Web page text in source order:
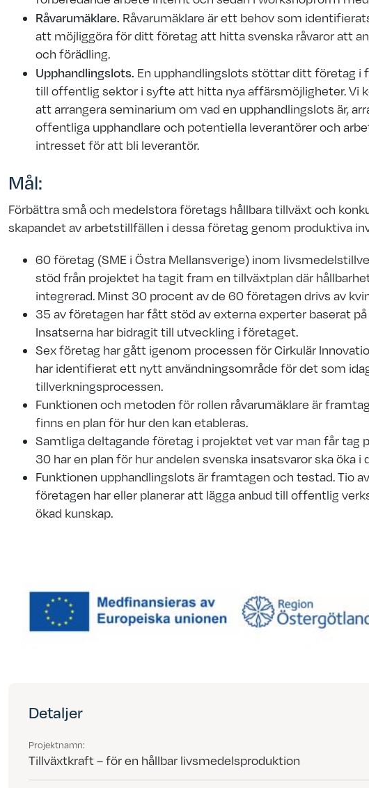
Råvarumäklare. Råvarumäklare är ett behov som
att möjliggöra för ditt företag att hitta svenska råvaror att
och förädling.
Upphandlingslots. En upphandlingslots stöttar ditt företag i
till offentlig sektor i syfte att hitta nya affärsmöjligheter. Vi
att arrangera seminarium om vad en upphandlingslots är,
offentliga upphandlare och potentiella leverantörer och
intresset för att bli leverantör.
Mål:
Förbättra små och medelstoraföretags hållbara tillväxt och
skapandet avarbetstillfällen i dessa företag genom produktiva
60 företag (SME i Östra Mellansverige) inom
stöd från projektet ha tagit fram en tillväxtplan där
integrerad. Minst 30 procent av de 60 företagen drivs av
35 av företagen har fått stöd av externa experter baserat på
Insatserna har bidragit till utveckling i företaget.
Sex företag har gått igenom processen för Cirkulär
har identifierat ett nytt användningsområde för det som
tillverkningsprocessen.
Funktionen och metoden för rollen råvarumäklare är
finns en plan för hur den kan etableras.
Samtliga deltagande företag i projektet vet var man får tag
30 har en plan för hur andelen svenska insatsvaror ska öka i
Funktionen upphandlingslots är framtagen och testad. Tio
företagen har eller planerar att lägga anbud till offentlig
ökad kunskap.
Detaljer
Projektnamn:
Tillväxtkraft – för en hållbar livsmedelsproduktion